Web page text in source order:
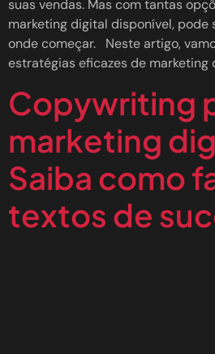
suas vendas. Mas com tantas
marketing digital disponível, pode
onde começar. Neste artigo,
estratégias eficazes de marketing
Copywriting
marketing
Saiba como
textos de